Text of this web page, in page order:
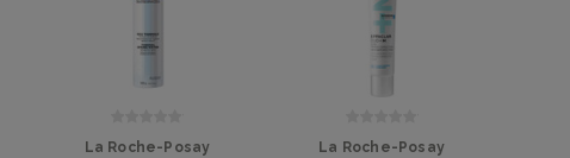
La Roche-Posay La Roche-Posay